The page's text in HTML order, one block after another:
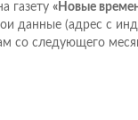
газету «Новые
данные (адрес с
со следующего